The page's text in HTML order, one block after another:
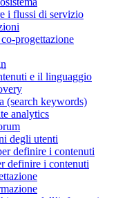
i flussi di servizio
progettazione
e il linguaggio
(search keywords)
analytics
degli utenti
definire i contenuti
definire i contenuti